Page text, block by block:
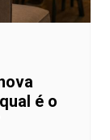
é o